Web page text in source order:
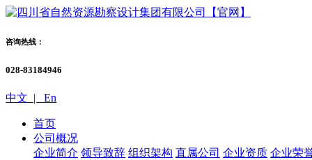
咨询热线：
028-83184946
中文 | En
首页
公司概况
企业简介 领导致辞 组织架构 直属公司 企业资质 企业荣